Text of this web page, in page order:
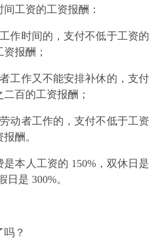
工资的工资报酬：
作时间的，支付不低于工资的
报酬；
工作又不能安排补休的，支付
百的工资报酬；
动者工作的，支付不低于工资
酬。
本人工资的 150%，双休日是
日是 300%。
？